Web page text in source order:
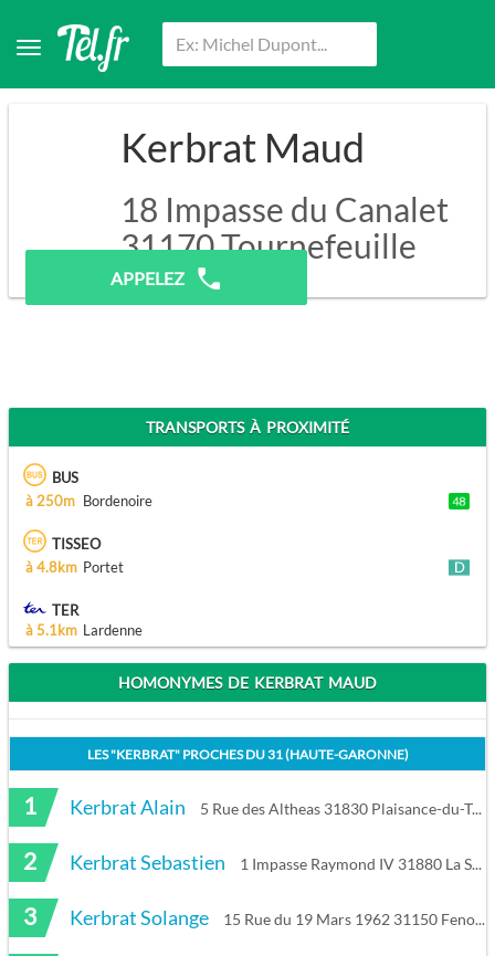
Kerbrat Maud
18 Impasse du Canalet
31170Tournefeuille
APPELEZ
TRANSPORTS À PROXIMITÉ
BUS
à 250m Bordenoire
TISSEO
à 4.8km Portet
TER
à 5.1km Lardenne
HOMONYMES DE KERBRAT MAUD
LES "KERBRAT" PROCHES DU31 (HAUTE-GARONNE)
1 Kerbrat Alain 5 Rue des Altheas 31830 Plaisance-du-Touch
2 Kerbrat Sebastien 1 Impasse Raymond IV 31880 La Salvetat-Saint-Gilles
3 Kerbrat Solange 15 Rue du 19 Mars 1962 31150 Fenouillet